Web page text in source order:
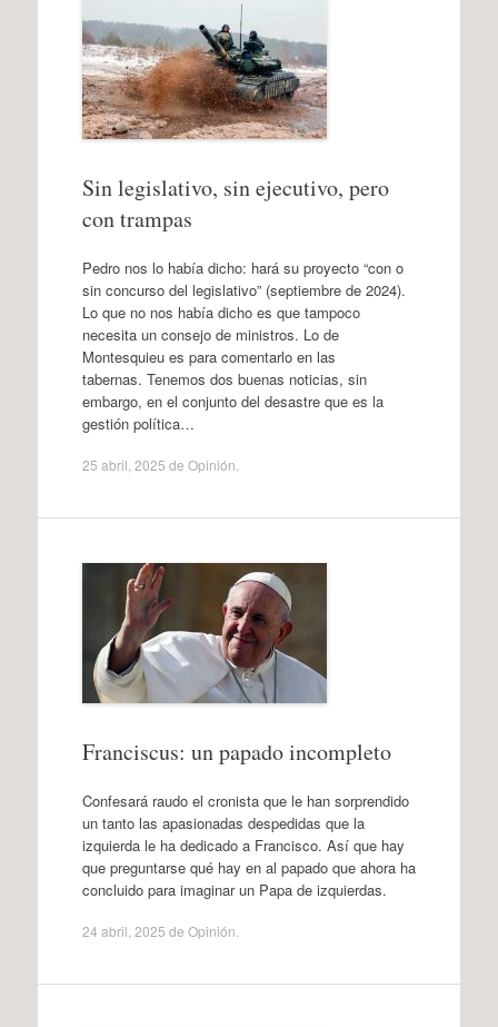
Sin legislativo, sin ejecutivo, pero
con trampas
Pedro nos lo había dicho: hará su proyecto “con o
sin concurso del legislativo” (septiembre de 2024).
Lo que no nos había dicho es que tampoco
necesita un consejo de ministros. Lo de
Montesquieu es para comentarlo en las
tabernas. Tenemos dos buenas noticias, sin
embargo, en el conjunto del desastre que es la
gestión política…
25 abril, 2025 de Opinión
Franciscus: un papado incompleto
Confesará raudo el cronista que le han sorprendido
un tanto las apasionadas despedidas que la
izquierda le ha dedicado a Francisco. Así que hay
que preguntarse qué hay en al papado que ahora ha
concluido para imaginar un Papa de izquierdas.
24 abril, 2025 de Opinión